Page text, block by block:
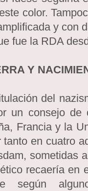
color.
y con
fue la RDA
Y
del
un consejo de
Francia y la
tanto en cuatro
sometidas
recaería en
según